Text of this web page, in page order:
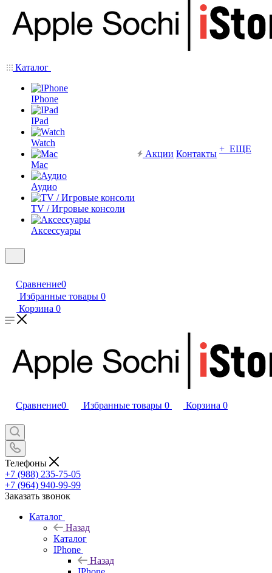
Каталог
IPhone
IPad
Watch
Mac
Аудио
TV / Игровые консоли
Аксессуары
Акции Контакты + ЕЩЕ
Сравнение0
Избранные товары 0
Корзина 0
Сравнение0 Избранные товары 0 Корзина 0
Телефоны
+7 (988) 235-75-05
+7 (964) 940-99-99
Заказать звонок
Каталог
Назад
Каталог
IPhone
Назад